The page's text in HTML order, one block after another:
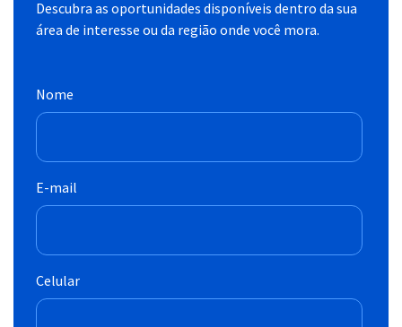
Descubra as oportunidades disponíveis dentro da sua
área de interesse ou da região onde você mora.
Nome
E-mail
Celular